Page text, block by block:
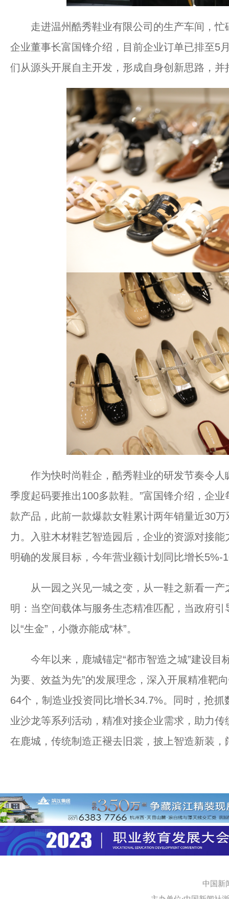
走进温州酷秀鞋业有限公司的生产车间，忙
企业董事长富国锋介绍，目前企业订单已排至5
们从源头开展自主开发，形成自身创新思路，
作为快时尚鞋企，酷秀鞋业的研发节奏令人
季度起码要推出100多款鞋。”富国锋介绍，企
款产品，此前一款爆款女鞋累计两年销量近30
力。入驻木材鞋艺智造园后，企业的资源对接
明确的发展目标，今年营业额计划同比增长5%-
从一园之兴见一城之变，从一鞋之新看一产
明：当空间载体与服务生态精准匹配，当政府引
以“生金”，小微亦能成“林”。
今年以来，鹿城锚定“都市智造之城”建设目
为要、效益为先”的发展理念，深入开展精准靶
64个，制造业投资同比增长34.7%。同时，抢
业沙龙等系列活动，精准对接企业需求，助力
在鹿城，传统制造正褪去旧裳，披上智造新装
中国新